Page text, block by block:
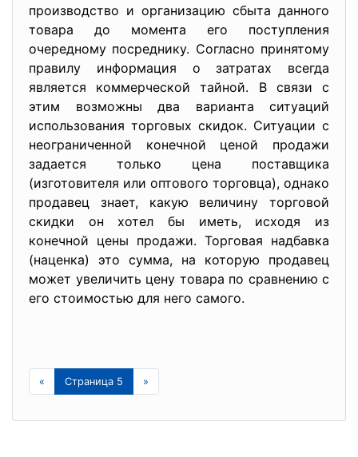
производство и организацию сбыта данного
товара до момента его поступления
очередному посреднику. Согласно принятому
правилу информация о затратах всегда
является коммерческой тайной. В связи с
этим возможны два варианта ситуаций
использования торговых скидок. Ситуации с
неограниченной конечной ценой продажи
задается только цена поставщика
(изготовителя или оптового торговца), однако
продавец знает, какую величину торговой
скидки он хотел бы иметь, исходя из
конечной цены продажи. Торговая надбавка
(наценка) это сумма, на которую продавец
может увеличить цену товара по сравнению с
его стоимостью для него самого.
« Страница 5 »